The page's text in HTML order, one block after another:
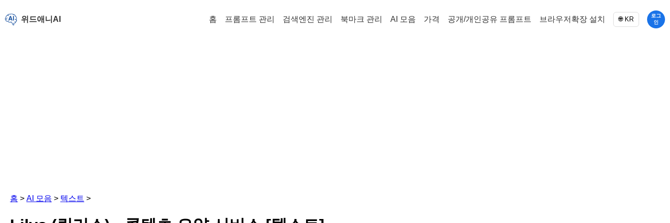
위드애니AI 홈 프롬프트 관리 검색엔진 관리 북마크 관리 AI 모음 가격 공개/개인공유 프롬프트 브라우저확장 설치 🌐 KR
로그
인
홈 > AI 모음 > 텍스트 >